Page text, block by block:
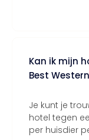
Kan ik mijn
Best
Je kunt je
hotel tegen
per huisdier